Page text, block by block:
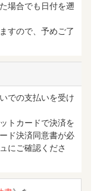
場合でも日付を遡
すので、予めご了
での支払いを受け
トカードで決済を
ド決済同意書が必
にご確認くださ